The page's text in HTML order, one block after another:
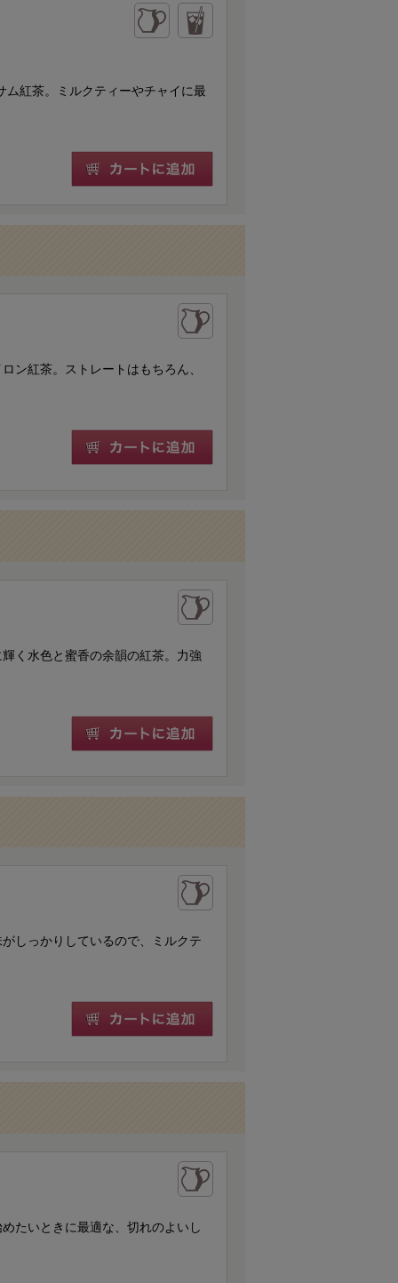
紅茶。ミルクティーやチャイに最
ン紅茶。ストレートはもちろん、
く水色と蜜香の余韻の紅茶。力強
しっかりしているので、ミルクテ
たいときに最適な、切れのよいし